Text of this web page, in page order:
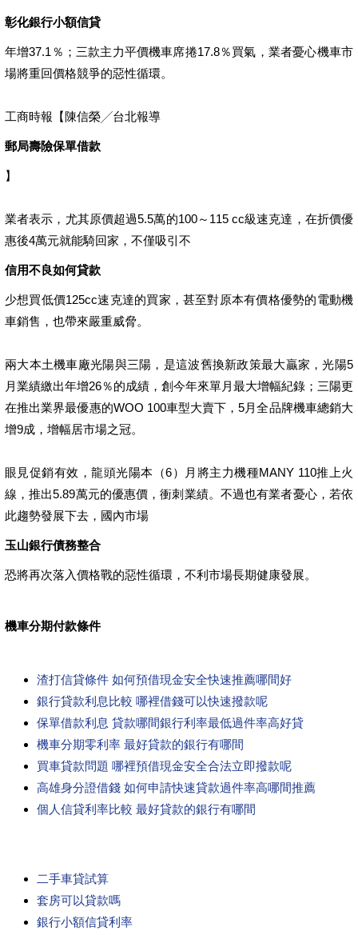
彰化銀行小額信貸
年增37.1％；三款主力平價機車席捲17.8％買氣，業者憂心機車市
場將重回價格競爭的惡性循環。
工商時報【陳信榮╱台北報導
郵局壽險保單借款
】
業者表示，尤其原價超過5.5萬的100～115 cc級速克達，在折價優
惠後4萬元就能騎回家，不僅吸引不
信用不良如何貸款
少想買低價125cc速克達的買家，甚至對原本有價格優勢的電動機
車銷售，也帶來嚴重威脅。
兩大本土機車廠光陽與三陽，是這波舊換新政策最大贏家，光陽5
月業績繳出年增26％的成績，創今年來單月最大增幅紀錄；三陽更
在推出業界最優惠的WOO 100車型大賣下，5月全品牌機車總銷大
增9成，增幅居市場之冠。
眼見促銷有效，龍頭光陽本（6）月將主力機種MANY 110推上火
線，推出5.89萬元的優惠價，衝刺業績。不過也有業者憂心，若依
此趨勢發展下去，國內市場
玉山銀行債務整合
恐將再次落入價格戰的惡性循環，不利市場長期健康發展。
機車分期付款條件
渣打信貸條件 如何預借現金安全快速推薦哪間好
銀行貸款利息比較 哪裡借錢可以快速撥款呢
保單借款利息 貸款哪間銀行利率最低過件率高好貸
機車分期零利率 最好貸款的銀行有哪間
買車貸款問題 哪裡預借現金安全合法立即撥款呢
高雄身分證借錢 如何申請快速貸款過件率高哪間推薦
個人信貸利率比較 最好貸款的銀行有哪間
二手車貸試算
套房可以貸款嗎
銀行小額信貸利率